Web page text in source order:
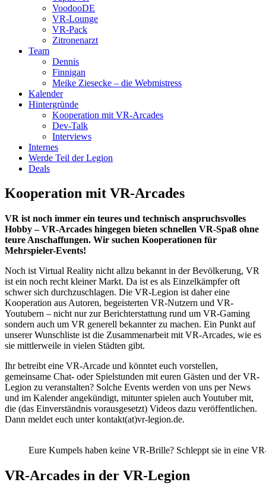
VoodooDE
VR-Lounge
VR-Pack
Zitronenarzt
Team
Dennis
Finnigan
Meike Ziesecke – die Webmistress
Kalender
Hintergründe
Kooperation mit VR-Arcades
Dev-Talk
Interviews
Internes
Werde Teil der Legion
Deals
Kooperation mit VR-Arcades
VR ist noch immer ein teures und technisch anspruchsvolles
Hobby – VR-Arcades hingegen bieten schnellen VR-Spaß ohne
teure Anschaffungen. Wir suchen Kooperationen für
Mehrspieler-Events!
Noch ist Virtual Reality nicht allzu bekannt in der Bevölkerung, VR
ist ein noch recht kleiner Markt. Da ist es als Einzelkämpfer oft
schwer sich durchzuschlagen. Die VR-Legion ist daher eine
Kooperation aus Autoren, begeisterten VR-Nutzern und VR-
Youtubern – nicht nur zur Berichterstattung rund um VR-Gaming
sondern auch um VR generell bekannter zu machen. Ein Punkt auf
unserer Wunschliste ist die Zusammenarbeit mit VR-Arcades, wie es
sie mittlerweile in vielen Städten gibt.
Ihr betreibt eine VR-Arcade und könntet euch vorstellen,
gemeinsame Chat- oder Spielstunden mit euren Gästen und der VR-
Legion zu veranstalten? Solche Events werden von uns per News
und im Kalender angekündigt, mitunter spielen auch Youtuber mit,
die (das Einverständnis vorausgesetzt) Videos dazu veröffentlichen.
Dann meldet euch unter kontakt(at)vr-legion.de.
Eure Kumpels haben keine VR-Brille? Schleppt sie in eine
VR-Arcades in der VR-Legion